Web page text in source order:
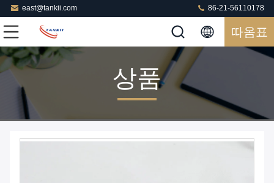
east@tankii.com 86-21-56110178
따옴표
상품